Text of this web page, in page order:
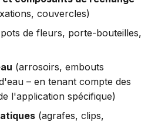
couvercles)
de fleurs, porte-bouteilles,
(arrosoirs, embouts
– en tenant compte des
l'application spécifique)
(agrafes, clips,